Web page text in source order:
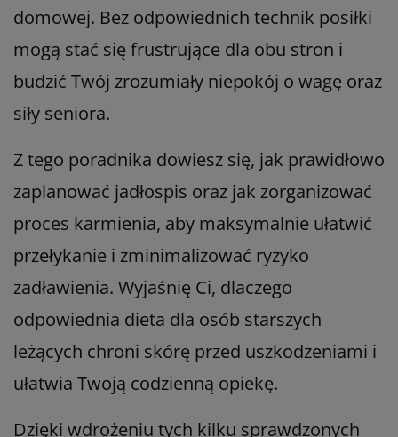
domowej. Bez odpowiednich technik posiłki
mogą stać się frustrujące dla obu stron i
budzić Twój zrozumiały niepokój o wagę oraz
siły seniora.
Z tego poradnika dowiesz się, jak prawidłowo
zaplanować jadłospis oraz jak zorganizować
proces karmienia, aby maksymalnie ułatwić
przełykanie i zminimalizować ryzyko
zadławienia. Wyjaśnię Ci, dlaczego
odpowiednia dieta dla osób starszych
leżących chroni skórę przed uszkodzeniami i
ułatwia Twoją codzienną opiekę.
Dzięki wdrożeniu tych kilku sprawdzonych